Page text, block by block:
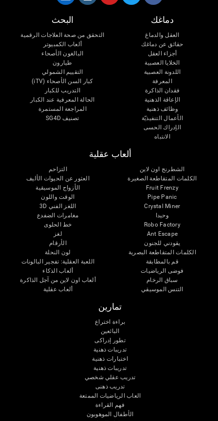
دماغك
العقل والدماغ
حقائق عن دماغك
أجزاء العقل
الخلايا العصبية
اللدونة العصبية
المعرفة
فقدان الذاكرة
الإعاقة الذهنية
وظائف ذهنية
الأعمال التنفيذيّة
الإدراك الحسى
الانتباه
البحث
التحقق من صحة العلاجات الرقمية
ألعاب الكمبيوتر
البالغون الأصحاء
طيارون
التقييم الشمولي
كبار السن الأصحاء (iTV)
التدريب للكبار
الحالة المعرفية عند الكبار
المراجعة المستمرة
تصنيف SG4D
ألعاب عقلية
الشطرنج اون لاين
الكلمات المتقاطعة الصغيرة
Fruit Frenzy
Pipe Panic
Crystal Miner
وحيدا
Robo Factory
Ant Escape
يقودني للجنون
الكلمات المتقاطعة البصرية
قم بالمطابقة
فوضى الرياضيات
سباق الرخام
التنس الموسيقي
التزاحم
العثور عن الحيوات الأليف
الأزواج الموسيقية
الوقت واللون
اللغز الفني 3D
مغامرات الضفدع
خط الحلوى
لغز
الأرقام
لون النحلة
اللعبة العقلية: تفجير البالونات
ألعاب الذكاء
ألعاب اون لاين من آجل الذاكرة
ألعاب عقلية
تمارين
براءة اختراع
البائعين
تطور إدراكى
تدريبات ذهنية
اختبارات ذهنية
تدريبات ذهنية
تدريب عقلي شخصي
تدريب ذهنى
العاب الرياضيات الممتعة
فهم القراءة
الأطفال الموهوبون